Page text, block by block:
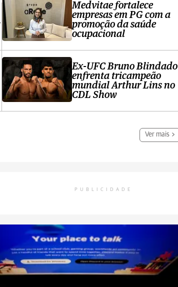
Medvitae fortalece
empresas em PG com a
promoção da saúde
ocupacional
Ex-UFC Bruno Blindado
enfrenta tricampeão
mundial Arthur Lins no
CDL Show
Ver mais
PUBLICIDADE